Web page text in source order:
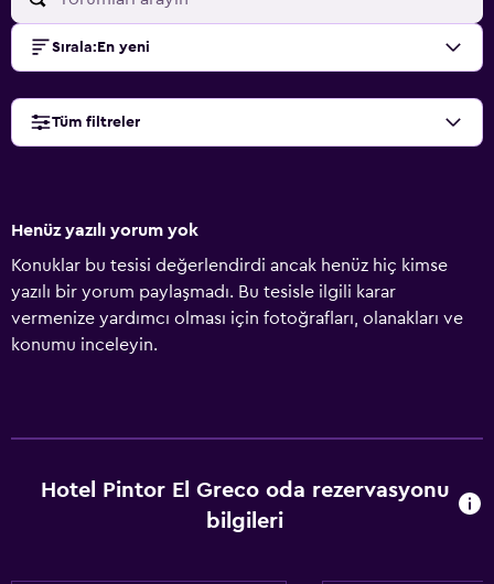
Sırala: En yeni
Tüm filtreler
Henüz yazılı yorum yok
Konuklar bu tesisi değerlendirdi ancak henüz hiç kimse
yazılı bir yorum paylaşmadı. Bu tesisle ilgili karar
vermenize yardımcı olması için fotoğrafları, olanakları ve
konumu inceleyin.
Hotel Pintor El Greco oda rezervasyonu
bilgileri